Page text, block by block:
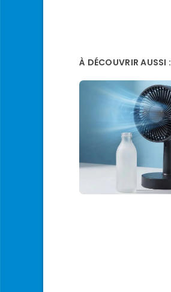
À DÉCOUVRIR AUSSI :